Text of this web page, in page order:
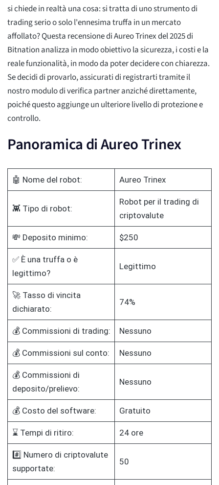
si chiede in realtà una cosa: si tratta di uno strumento di
trading serio o solo l'ennesima truffa in un mercato
affollato? Questa recensione di Aureo Trinex del 2025 di
Bitnation analizza in modo obiettivo la sicurezza, i costi e la
reale funzionalità, in modo da poter decidere con chiarezza.
Se decidi di provarlo, assicurati di registrarti tramite il
nostro modulo di verifica partner anziché direttamente,
poiché questo aggiunge un ulteriore livello di protezione e
controllo.
Panoramica di Aureo Trinex
🤖 Nome del robot: Aureo Trinex
👾 Tipo di robot:
Robot per il trading di
criptovalute
💸 Deposito minimo: $250
✅ È una truffa o è
legittimo?
Legittimo
🚀 Tasso di vincita
dichiarato:
74%
💰 Commissioni di trading: Nessuno
💰 Commissioni sul conto: Nessuno
💰 Commissioni di
deposito/prelievo:
Nessuno
💰 Costo del software: Gratuito
⌛ Tempi di ritiro: 24 ore
#️⃣ Numero di criptovalute
supportate:
50